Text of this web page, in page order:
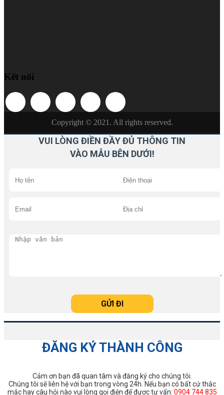
Kết nối
Copyright © 2021. All rights reserved.
VUI LÒNG ĐIỀN ĐẦY ĐỦ THÔNG TIN
VÀO MẪU BÊN DƯỚI!
ĐĂNG KÝ THÀNH CÔNG
Cảm ơn bạn đã quan tâm và đăng ký cho chúng tôi.
Chúng tôi sẽ liên hệ với bạn trong vòng 24h. Nếu bạn có bất cứ thắc
mắc hay câu hỏi nào vui lòng gọi điện để được tư vấn: 0904 744 835